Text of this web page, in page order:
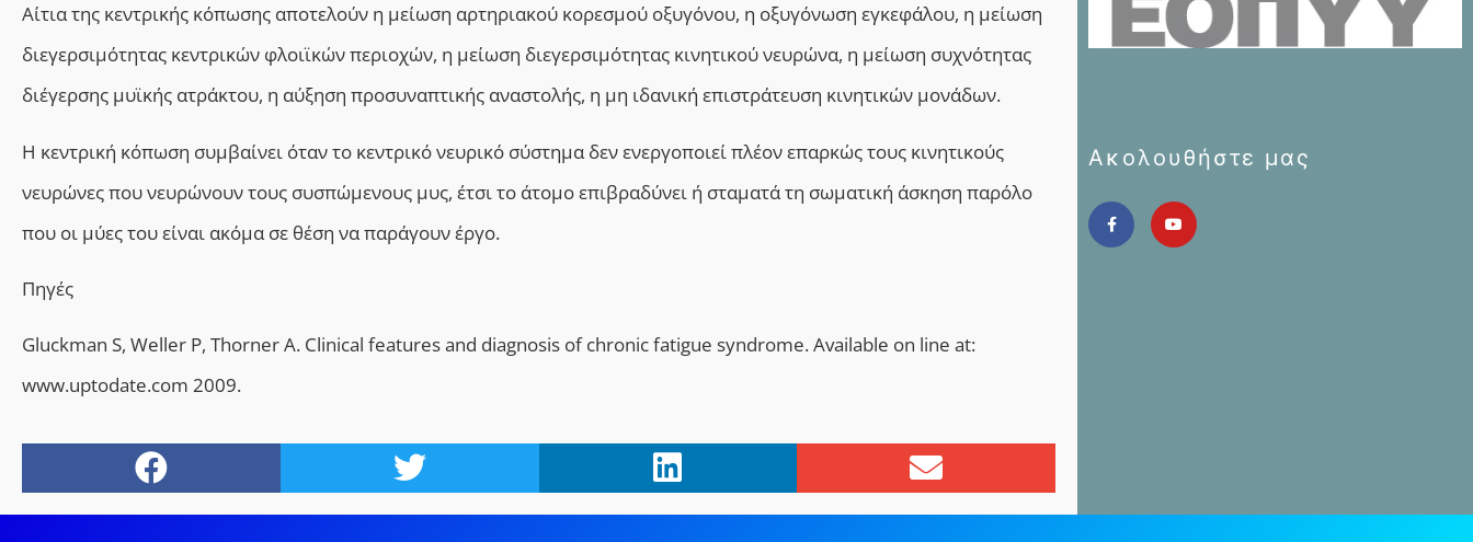
Αίτια της κεντρικής κόπωσης αποτελούν η μείωση αρτηριακού κορεσμού οξυγόνου, η οξυγόνωση εγκεφάλου, η μείωση
διεγερσιμότητας κεντρικών φλοιϊκών περιοχών, η μείωση διεγερσιμότητας κινητικού νευρώνα, η μείωση συχνότητας
διέγερσης μυϊκής ατράκτου, η αύξηση προσυναπτικής αναστολής, η μη ιδανική επιστράτευση κινητικών μονάδων.
Η κεντρική κόπωση συμβαίνει όταν το κεντρικό νευρικό σύστημα δεν ενεργοποιεί πλέον επαρκώς τους κινητικούς
νευρώνες που νευρώνουν τους συσπώμενους μυς, έτσι το άτομο επιβραδύνει ή σταματά τη σωματική άσκηση παρόλο
που οι μύες του είναι ακόμα σε θέση να παράγουν έργο.
Πηγές
Gluckman S, Weller P, Thorner A. Clinical features and diagnosis of chronic fatigue syndrome. Available on line at:
www.uptodate.com 2009.
Ακολουθήστε μας